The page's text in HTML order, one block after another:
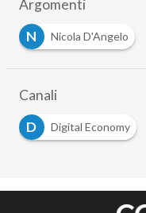
Argomenti
N
Nicola D'Angelo
Canali
D
Digital Economy